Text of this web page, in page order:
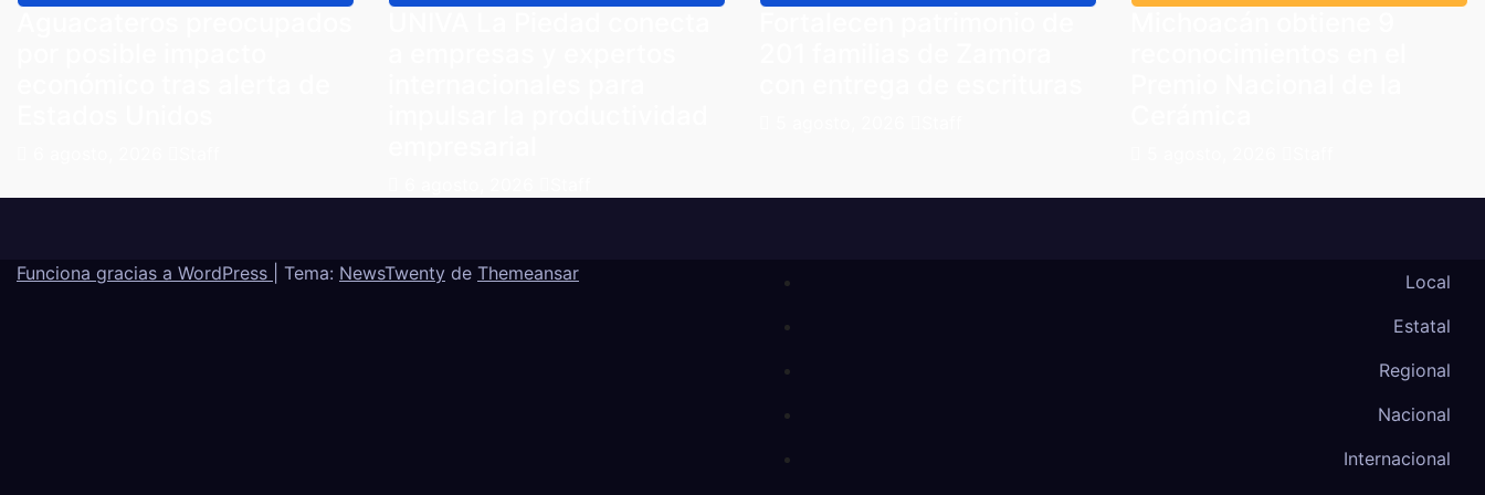
Funciona gracias a WordPress Tema: NewsTwenty de Themeansar
Local
Estatal
Regional
Nacional
Internacional